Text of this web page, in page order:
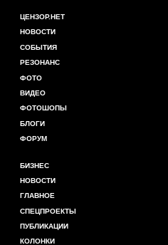
ЦЕНЗОР.НЕТ
НОВОСТИ
СОБЫТИЯ
РЕЗОНАНС
ФОТО
ВИДЕО
ФОТОШОПЫ
БЛОГИ
ФОРУМ
БИЗНЕС
НОВОСТИ
ГЛАВНОЕ
СПЕЦПРОЕКТЫ
ПУБЛИКАЦИИ
КОЛОНКИ